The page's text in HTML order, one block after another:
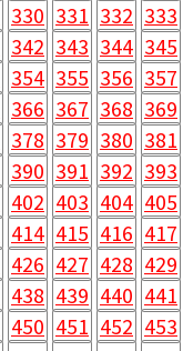
330 331 332 333
342 343 344 345
354 355 356 357
366 367 368 369
378 379 380 381
390 391 392 393
402 403 404 405
414 415 416 417
426 427 428 429
438 439 440 441
450 451 452 453